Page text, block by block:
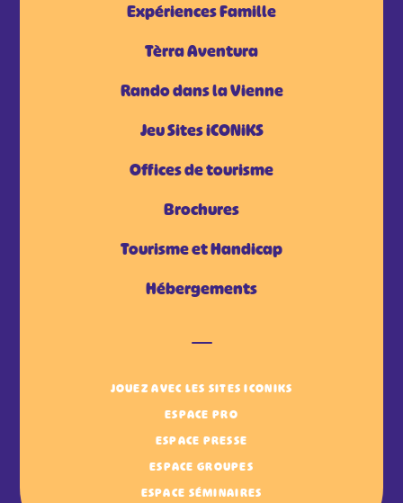
Expériences Famille
Tèrra Aventura
Rando dans la Vienne
Jeu Sites iCONiKS
Offices de tourisme
Brochures
Tourisme et Handicap
Hébergements
JOUEZ AVEC LES SITES ICONIKS
ESPACE PRO
ESPACE PRESSE
ESPACE GROUPES
ESPACE SÉMINAIRES